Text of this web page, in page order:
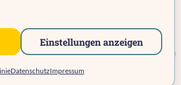
Einstellungen anzeigen
DatenschutzImpressumKind anmelden